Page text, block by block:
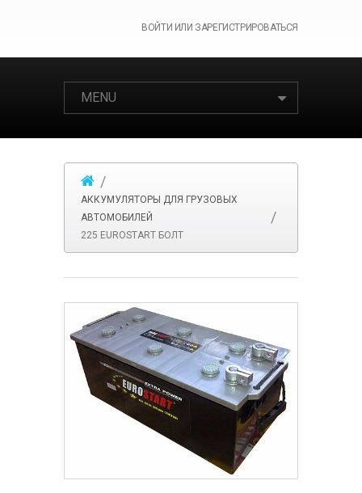
ВОЙТИ ИЛИ ЗАРЕГИСТРИРОВАТЬСЯ
MENU
АККУМУЛЯТОРЫ ДЛЯ ГРУЗОВЫХ
АВТОМОБИЛЕЙ
225 EUROSTART БОЛТ